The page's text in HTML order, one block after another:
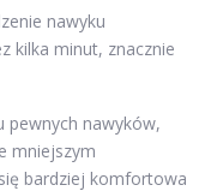
nawyku
kilka minut, znacznie
pewnych nawyków,
mniejszym
bardziej komfortowa